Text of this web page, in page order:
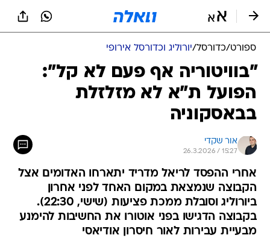
ספורט/כדורסל/יורוליג וכדורסל אירופי
"בוויטוריה אף פעם לא קל":
הפועל ת"א לא מזלזלת
בבאסקוניה
אור שקדי
26.3.2026 / 15:27
אחרי ההפסד לריאל מדריד יתארחו האדומים אצל
הקבוצה שנמצאת במקום האחד לפני אחרון
ביורוליג וסובלת ממכת פציעות (שישי, 22:30).
בקבוצה הדגישו בפני אוטורו את החשיבות להימנע
מבעיית עבירות לאור חיסרון אודיאסי